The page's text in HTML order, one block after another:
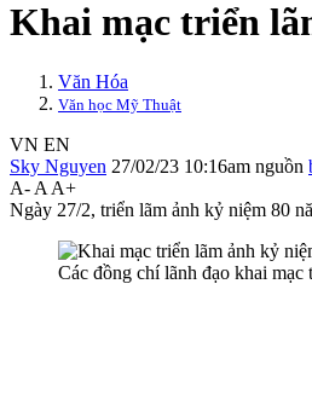
Khai mạc triển
Văn Hóa
Văn học Mỹ Thuật
VN EN
Sky Nguyen 27/02/23 10:16am nguồn
A- A A+
Ngày 27/2, triển lãm ảnh kỷ niệm 80
Các đồng chí lãnh đạo khai